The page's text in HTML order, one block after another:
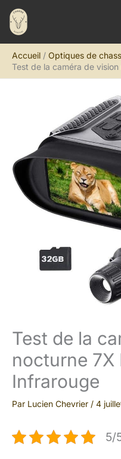
Aller
contenu
Accueil
Optiques de
Test de la caméra de
Test de la
nocturne 7X
Infrarouge
Par Lucien Chevrier / 4
5/
R
e
h